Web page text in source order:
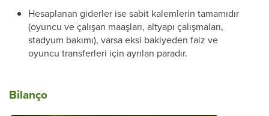
Hesaplanan giderler ise sabit kalemlerin tamamıdır
(oyuncu ve çalışan maaşları, altyapı çalışmaları,
stadyum bakımı), varsa eksi bakiyeden faiz ve
oyuncu transferleri için ayrılan paradır.
Bilanço